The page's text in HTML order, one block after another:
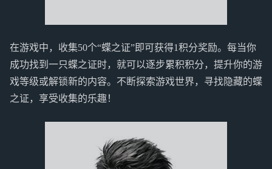
在游戏中，收集50个“蝶之证”即可获得1积分奖励。每当你
成功找到一只蝶之证时，就可以逐步累积积分，提升你的游
戏等级或解锁新的内容。不断探索游戏世界，寻找隐藏的蝶
之证，享受收集的乐趣！